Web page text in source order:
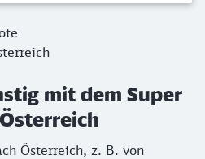
mit dem Super
Österreich, z. B. von